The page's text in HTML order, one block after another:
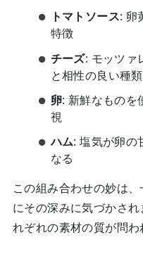
トマトソース: 卵
特徴
チーズ: モッツァ
と相性の良い種
卵: 新鮮なものを
視
ハム: 塩気が卵の
なる
この組み合わせの妙は
にその深みに気づかさ
れぞれの素材の質が問わ